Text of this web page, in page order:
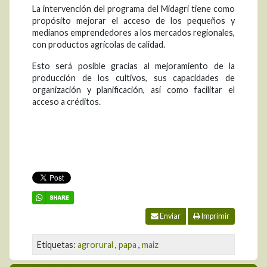
La intervención del programa del Midagri tiene como
propósito mejorar el acceso de los pequeños y
medianos emprendedores a los mercados regionales,
con productos agrícolas de calidad.
Esto será posible gracias al mejoramiento de la
producción de los cultivos, sus capacidades de
organización y planificación, así como facilitar el
acceso a créditos.
Enviar Imprimir
Etiquetas: agrorural , papa , maiz